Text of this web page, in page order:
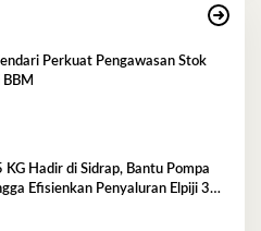
Perkuat Pengawasan Stok
KG Hadir di Sidrap, Bantu Pompa
Efisienkan Penyaluran Elpiji 3